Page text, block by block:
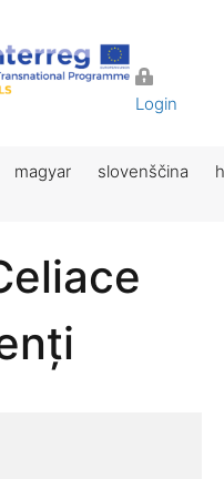
Login
magyar slovenščina